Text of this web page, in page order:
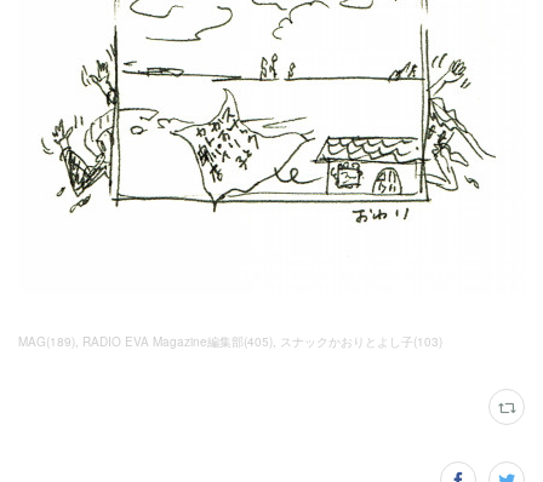
MAG(189) RADIO EVA Magazine編集部(405) スナックかおりとよし子(103)